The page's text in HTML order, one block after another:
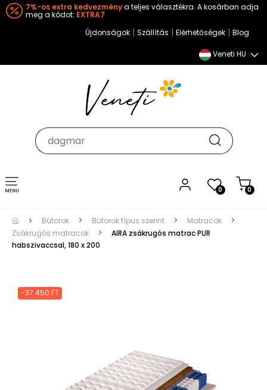
7%-os extra kedvezménya teljes választékra. A kosárban adja
meg a kódot: EXTRA7
Újdonságok | Szállítás | Elérhetőségek | Blog
Veneti HU
0 0
Toggle
navigation
Bútorok Bútorok típus szerint
Matracok
Zsákrugós matracok
AIRA zsákrugós matrac PUR
habszivaccsal, 180 x 200
-37 450 FT